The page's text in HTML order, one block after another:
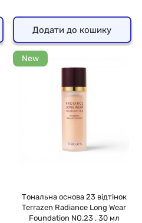
Додати до кошику
New
Тональна основа 23 відтінок
Terrazen Radiance Long Wear
Foundation NO.23 , 30 мл